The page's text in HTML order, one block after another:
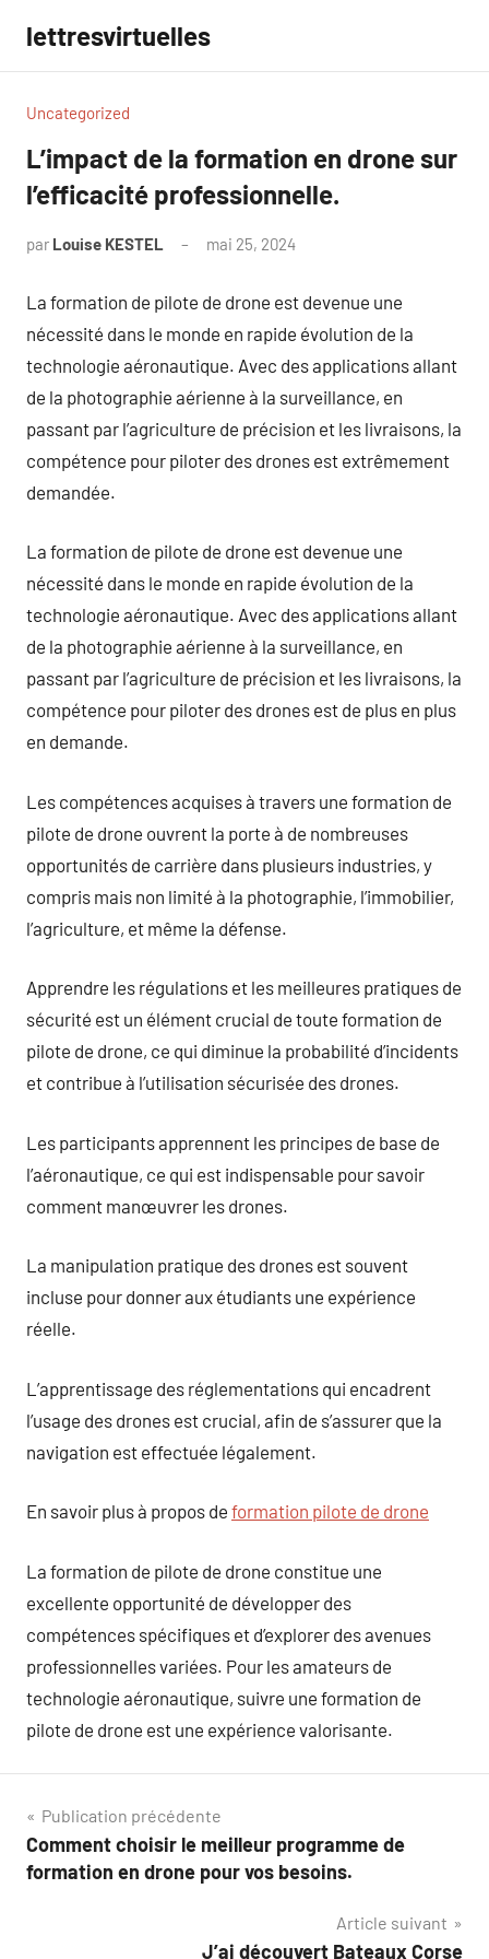
contenu
lettresvirtuelles
Uncategorized
L’impact de la formation en drone sur
l’efficacité professionnelle.
par Louise KESTEL mai 25, 2024
La formation de pilote de drone est devenue une
nécessité dans le monde en rapide évolution de la
technologie aéronautique. Avec des applications allant
de la photographie aérienne à la surveillance, en
passant par l’agriculture de précision et les livraisons, la
compétence pour piloter des drones est extrêmement
demandée.
La formation de pilote de drone est devenue une
nécessité dans le monde en rapide évolution de la
technologie aéronautique. Avec des applications allant
de la photographie aérienne à la surveillance, en
passant par l’agriculture de précision et les livraisons, la
compétence pour piloter des drones est de plus en plus
en demande.
Les compétences acquises à travers une formation de
pilote de drone ouvrent la porte à de nombreuses
opportunités de carrière dans plusieurs industries, y
compris mais non limité à la photographie, l’immobilier,
l’agriculture, et même la défense.
Apprendre les régulations et les meilleures pratiques de
sécurité est un élément crucial de toute formation de
pilote de drone, ce qui diminue la probabilité d’incidents
et contribue à l’utilisation sécurisée des drones.
Les participants apprennent les principes de base de
l’aéronautique, ce qui est indispensable pour savoir
comment manœuvrer les drones.
La manipulation pratique des drones est souvent
incluse pour donner aux étudiants une expérience
réelle.
L’apprentissage des réglementations qui encadrent
l’usage des drones est crucial, afin de s’assurer que la
navigation est effectuée légalement.
En savoir plus à propos de formation pilote de drone
La formation de pilote de drone constitue une
excellente opportunité de développer des
compétences spécifiques et d’explorer des avenues
professionnelles variées. Pour les amateurs de
technologie aéronautique, suivre une formation de
pilote de drone est une expérience valorisante.
Navigation
de
Publication précédente
Comment choisir le meilleur programme de
formation en drone pour vos besoins.
Article suivant
J’ai découvert Bateaux Corse